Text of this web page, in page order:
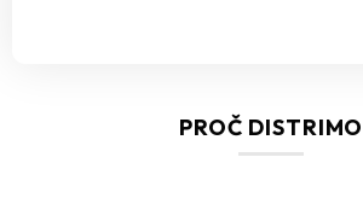
PROČ DISTRIMO